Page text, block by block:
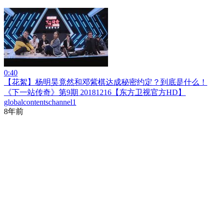
0:40
【花絮】杨明昊竟然和邓紫棋达成秘密约定？到底是什么！
《下一站传奇》第9期 20181216【东方卫视官方HD】
globalcontentschannel1
8年前